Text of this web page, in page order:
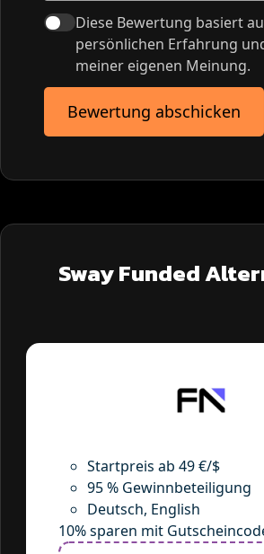
Diese Bewertung basiert
persönlichen Erfahrung
meiner eigenen Meinung.
Bewertung abschicken
Sway Funded
Startpreis ab 49 €/$
95 % Gewinnbeteiligung
Deutsch, English
10% sparen mit